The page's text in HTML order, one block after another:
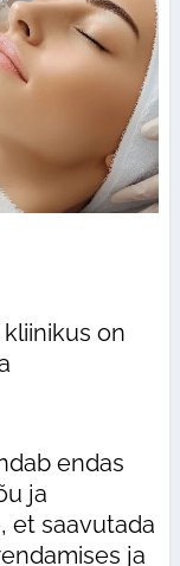
on
endas
ja
et saavutada
ja